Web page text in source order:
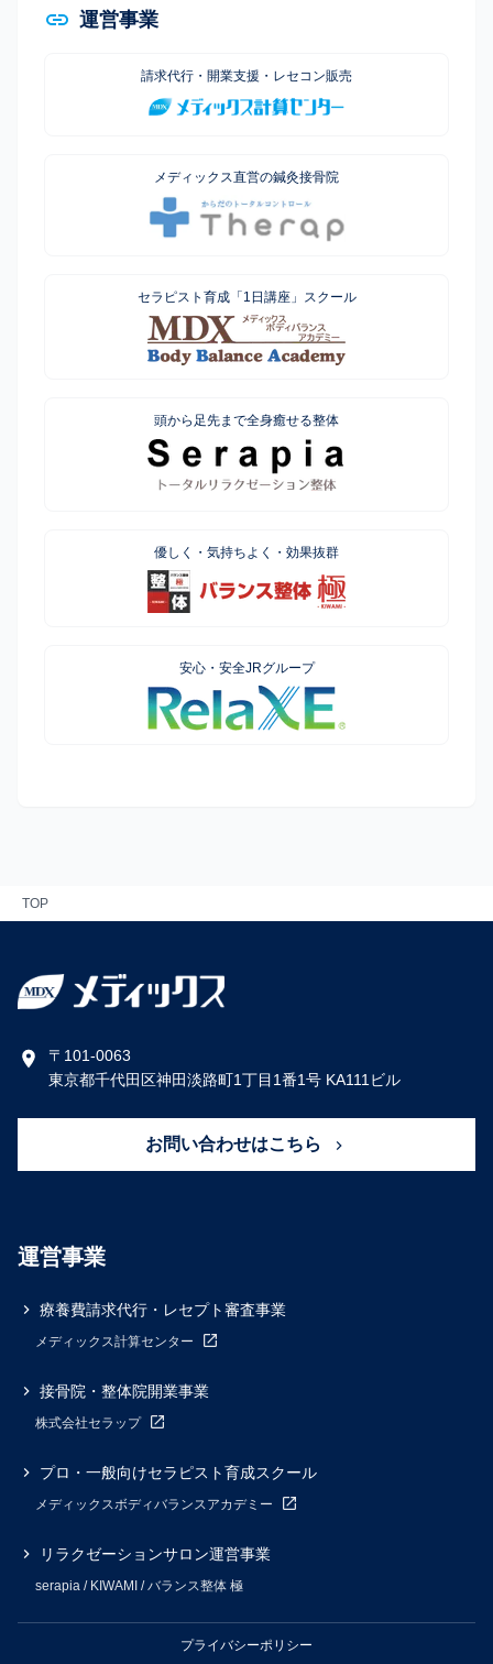
運営事業
請求代行・開業支援・レセコン販売
メディックス直営の鍼灸接骨院
セラピスト育成「1日講座」スクール
頭から足先まで全身癒せる整体
優しく・気持ちよく・効果抜群
安心・安全JRグループ
TOP
〒101-0063
東京都千代田区神田淡路町1丁目1番1号 KA111ビル
お問い合わせはこちら
運営事業
療養費請求代行・レセプト審査事業
メディックス計算センター
接骨院・整体院開業事業
株式会社セラップ
プロ・一般向けセラピスト育成スクール
メディックスボディバランスアカデミー
リラクゼーションサロン運営事業
serapia / KIWAMI / バランス整体 極
プライバシーポリシー